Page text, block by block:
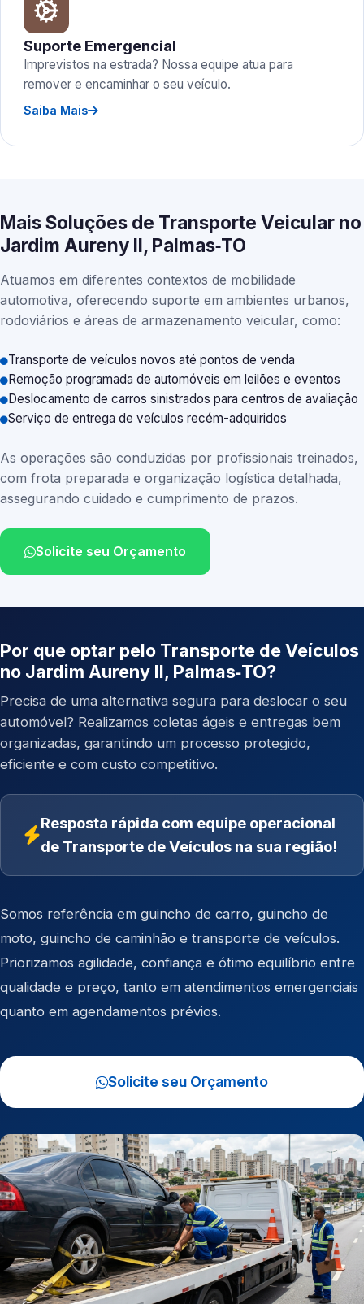
Suporte Emergencial
Imprevistos na estrada? Nossa equipe atua para
remover e encaminhar o seu veículo.
Saiba Mais
Mais Soluções de Transporte Veicular no
Jardim Aureny II, Palmas‑TO
Atuamos em diferentes contextos de mobilidade
automotiva, oferecendo suporte em ambientes urbanos,
rodoviários e áreas de armazenamento veicular, como:
Transporte de veículos novos até pontos de venda
Remoção programada de automóveis em leilões e eventos
Deslocamento de carros sinistrados para centros de avaliação
Serviço de entrega de veículos recém-adquiridos
As operações são conduzidas por profissionais treinados,
com frota preparada e organização logística detalhada,
assegurando cuidado e cumprimento de prazos.
Solicite seu Orçamento
Por que optar pelo Transporte de Veículos
no Jardim Aureny II, Palmas‑TO?
Precisa de uma alternativa segura para deslocar o seu
automóvel? Realizamos coletas ágeis e entregas bem
organizadas, garantindo um processo protegido,
eficiente e com custo competitivo.
Resposta rápida com equipe operacional
de Transporte de Veículos na sua região!
Somos referência em guincho de carro, guincho de
moto, guincho de caminhão e transporte de veículos.
Priorizamos agilidade, confiança e ótimo equilíbrio entre
qualidade e preço, tanto em atendimentos emergenciais
quanto em agendamentos prévios.
Solicite seu Orçamento